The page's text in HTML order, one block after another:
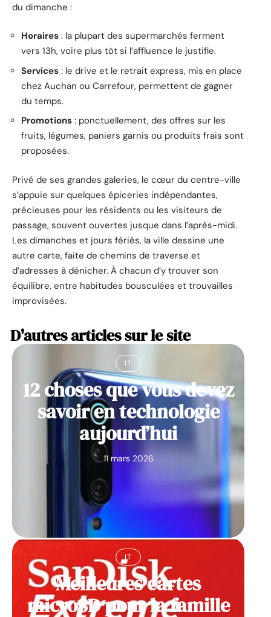
du dimanche :
Horaires : la plupart des supermarchés ferment
vers 13h, voire plus tôt si l’affluence le justifie.
Services : le drive et le retrait express, mis en place
chez Auchan ou Carrefour, permettent de gagner
du temps.
Promotions : ponctuellement, des offres sur les
fruits, légumes, paniers garnis ou produits frais sont
proposées.
Privé de ses grandes galeries, le cœur du centre-ville
s’appuie sur quelques épiceries indépendantes,
précieuses pour les résidents ou les visiteurs de
passage, souvent ouvertes jusque dans l’après-midi.
Les dimanches et jours fériés, la ville dessine une
autre carte, faite de chemins de traverse et
d’adresses à dénicher. À chacun d’y trouver son
équilibre, entre habitudes bousculées et trouvailles
improvisées.
D'autres articles sur le site
IT
12 choses que vous devez
savoir en technologie
aujourd’hui
11 mars 2026
IT
Meilleures cartes
microSD pour la famille